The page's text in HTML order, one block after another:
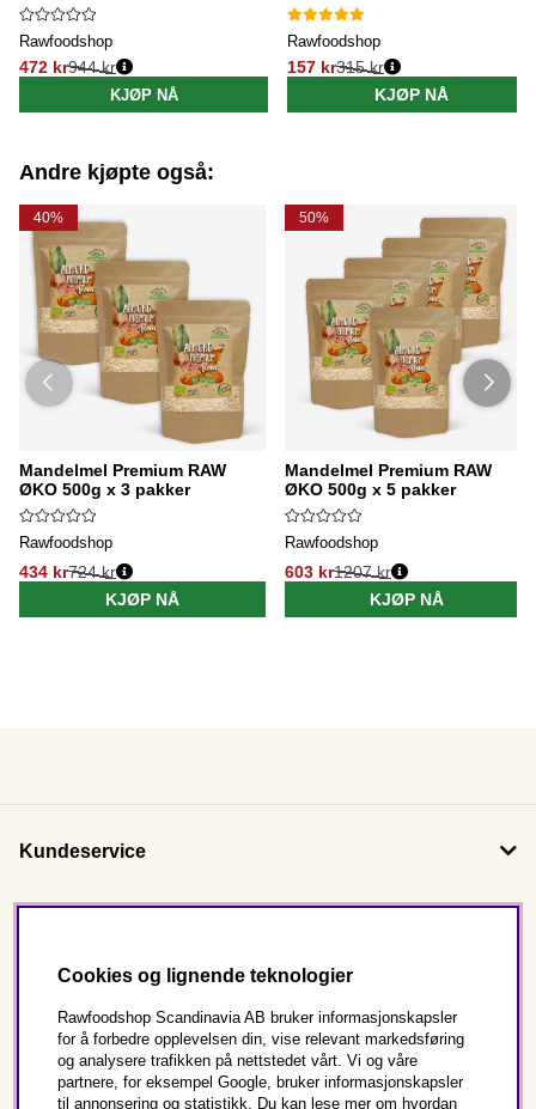
Rawfoodshop
472 kr
Vanlig pris:
944 kr
KJØP NÅ
Rawfoodshop
157 kr
Vanlig pris:
315 kr
KJØP NÅ
Andre kjøpte også:
40%
Mandelmel Premium RAW
ØKO 500g x 3 pakker
Rawfoodshop
434 kr724 kr
KJØP NÅ
50%
Mandelmel Premium RAW
ØKO 500g x 5 pakker
Rawfoodshop
603 kr1207 kr
KJØP NÅ
Kundeservice
Dette er Rawfoodshop
Cookies og lignende teknologier
Rawfoodshop Scandinavia AB bruker informasjonskapsler
for å forbedre opplevelsen din, vise relevant markedsføring
og analysere trafikken på nettstedet vårt. Vi og våre
partnere, for eksempel Google, bruker informasjonskapsler
til annonsering og statistikk. Du kan lese mer om hvordan